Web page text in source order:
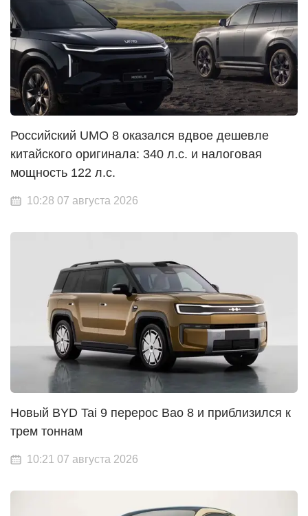
Российский UMO 8 оказался вдвое дешевле
китайского оригинала: 340 л.с. и налоговая
мощность 122 л.с.
10:28 07 августа 2026
Новый BYD Tai 9 перерос Bao 8 и приблизился к
трем тоннам
10:21 07 августа 2026